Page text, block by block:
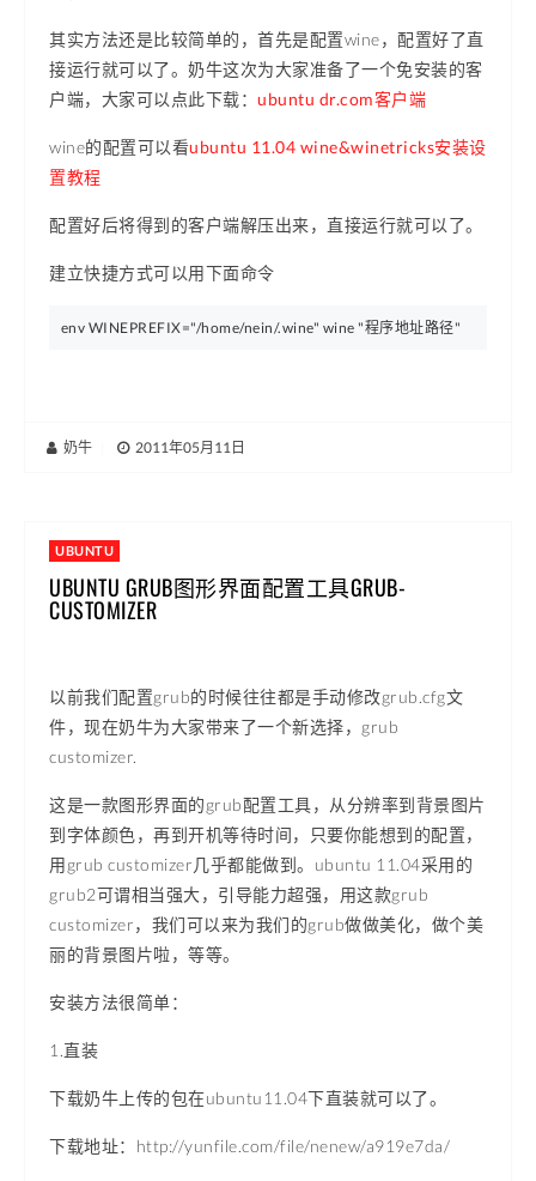
其实方法还是比较简单的，首先是配置wine，配置好了直
接运行就可以了。奶牛这次为大家准备了一个免安装的客
户端，大家可以点此下载： ubuntu dr.com客户端
wine的配置可以看ubuntu 11.04 wine&winetricks安装设
置教程
配置好后将得到的客户端解压出来，直接运行就可以了。
建立快捷方式可以用下面命令
env WINEPREFIX="/home/nein/.wine" wine "程序地址路径"
奶牛 2011年05月11日
UBUNTU
UBUNTU GRUB图形界面配置工具GRUB-
CUSTOMIZER
以前我们配置grub的时候往往都是手动修改grub.cfg文
件，现在奶牛为大家带来了一个新选择，grub
customizer.
这是一款图形界面的grub配置工具，从分辨率到背景图片
到字体颜色，再到开机等待时间，只要你能想到的配置，
用grub customizer几乎都能做到。ubuntu 11.04采用的
grub2可谓相当强大，引导能力超强，用这款grub
customizer，我们可以来为我们的grub做做美化，做个美
丽的背景图片啦，等等。
安装方法很简单：
1.直装
下载奶牛上传的包在ubuntu11.04下直装就可以了。
下载地址：http://yunfile.com/file/nenew/a919e7da/